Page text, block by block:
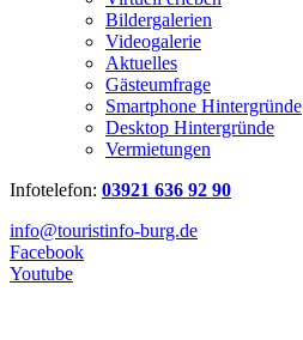
Bildergalerien
Videogalerie
Aktuelles
Gästeumfrage
Smartphone Hintergründe
Desktop Hintergründe
Vermietungen
Infotelefon: 03921 636 92 90
info@touristinfo-burg.de
Facebook
Youtube